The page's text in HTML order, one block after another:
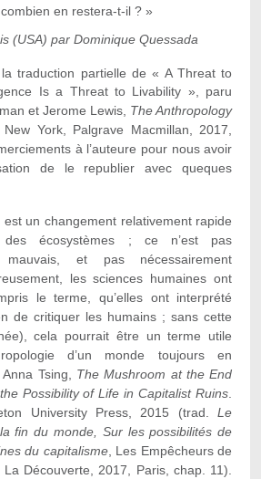
en restera-t-il ? »
(USA) par Dominique Quessada
traduction partielle de « A Threat to
Is a Threat to Livability », paru
et Jerome Lewis, The Anthropology
York, Palgrave Macmillan, 2017,
à l’auteure pour nous avoir
de le republier avec queques
est un changement relativement rapide
des écosystèmes ; ce n’est pas
mauvais, et pas nécessairement
les sciences humaines ont
le terme, qu’elles ont interprété
de critiquer les humains ; sans cette
cela pourrait être un terme utile
d’un monde toujours en
Tsing, The Mushroom at the End
Possibility of Life in Capitalist Ruins
University Press, 2015 (trad.Le
fin du monde, Sur les possibilités de
du capitalisme, Les Empêcheurs de
Découverte, 2017, Paris, chap. 11).